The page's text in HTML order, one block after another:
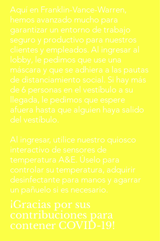
Aquí en Franklin-Vance-Warren,
hemos avanzado mucho para
garantizar un entorno de trabajo
seguro y productivo para nuestros
clientes y empleados. Al ingresar al
lobby, le pedimos que use una
máscara y que se adhiera a las pautas
de distanciamiento social. Si hay más
de 6 personas en el vestíbulo a su
llegada, le pedimos que espere
afuera hasta que alguien haya salido
del vestíbulo.
Al ingresar, utilice nuestro quiosco
interactivo de sensores de
temperatura A&E. Úselo para
controlar su temperatura, adquirir
desinfectante para manos y agarrar
un pañuelo si es necesario.
¡Gracias por sus
contribuciones para
contener COVID-19!